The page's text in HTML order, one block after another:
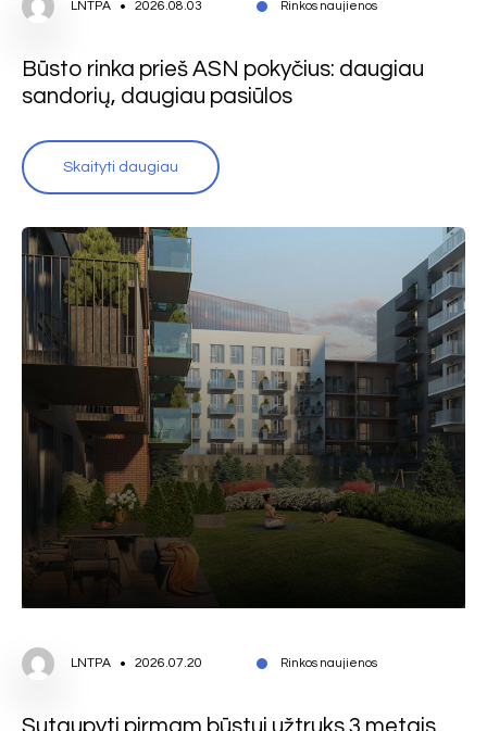
LNTPA 2026.08.03 Rinkos naujienos
Būsto rinka prieš ASN pokyčius: daugiau
sandorių, daugiau pasiūlos
Skaityti daugiau
LNTPA 2026.07.20 Rinkos naujienos
Sutaupyti pirmam būstui užtruks 3 metais